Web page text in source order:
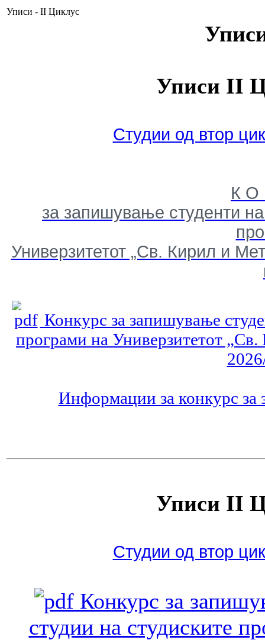
Уписи - II Циклус
Уписи II
Студии од втор
К
за запишување студенти
Универзитетот „Св. Кирил и
Конкурс за запишување
програми на Универзитетот
Информации за конкурс за
Уписи II
Студии од втор
Конкурс за
студии на студиските